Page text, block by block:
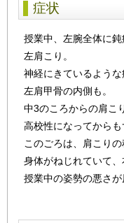
症状
授業中、左腕全体に鈍
左肩こり。
神経にきているような
左肩甲骨の内側も。
中3のころからの肩こ
高校性になってからも
このごろは、肩こりの
身体がねじれていて、
授業中の姿勢の悪さが